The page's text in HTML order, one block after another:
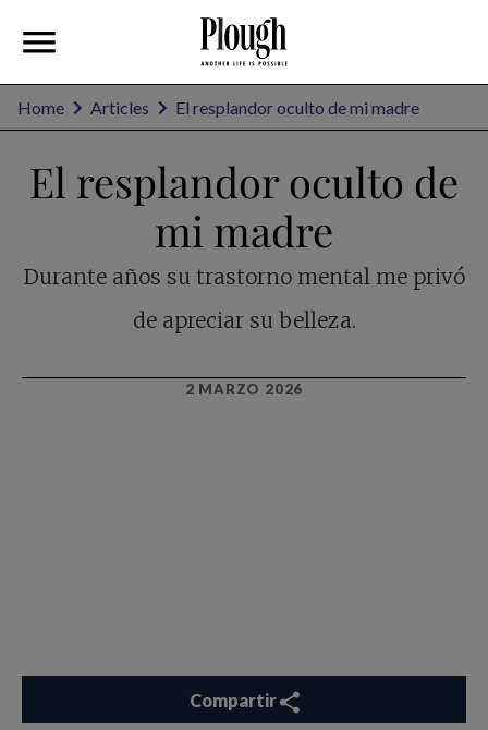
Home Articles El resplandor oculto de mi madre
El resplandor oculto de
mi madre
Durante años su trastorno mental me privó
de apreciar su belleza.
2 MARZO 2026
Compartir